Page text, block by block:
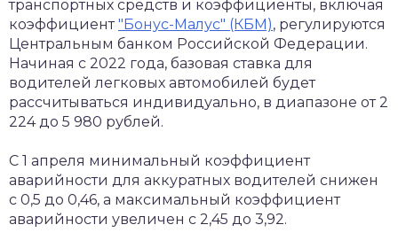
транспортных средств и коэффициенты, включая
коэффициент"Бонус-Малус" (КБМ), регулируются
Центральным банком Российской Федерации.
Начиная с 2022 года, базовая ставка для
водителей легковых автомобилей будет
рассчитываться индивидуально, в диапазоне от 2
224 до 5 980 рублей.
С 1 апреля минимальный коэффициент
аварийности для аккуратных водителей снижен
с 0,5 до 0,46, а максимальный коэффициент
аварийности увеличен с 2,45 до 3,92.